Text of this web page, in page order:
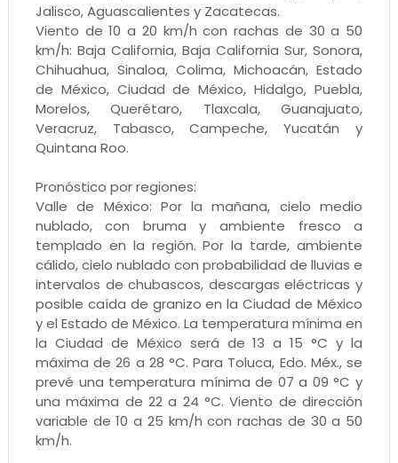
Jalisco, Aguascalientes y Zacatecas.
Viento de 10 a 20 km/h con rachas de 30 a 50
km/h: Baja California, Baja California Sur, Sonora,
Chihuahua, Sinaloa, Colima, Michoacán, Estado
de México, Ciudad de México, Hidalgo, Puebla,
Morelos, Querétaro, Tlaxcala, Guanajuato,
Veracruz, Tabasco, Campeche, Yucatán y
Quintana Roo.
Pronóstico por regiones:
Valle de México: Por la mañana, cielo medio
nublado, con bruma y ambiente fresco a
templado en la región. Por la tarde, ambiente
cálido, cielo nublado con probabilidad de lluvias e
intervalos de chubascos, descargas eléctricas y
posible caída de granizo en la Ciudad de México
y el Estado de México. La temperatura mínima en
la Ciudad de México será de 13 a 15 °C y la
máxima de 26 a 28 °C. Para Toluca, Edo. Méx., se
prevé una temperatura mínima de 07 a 09 °C y
una máxima de 22 a 24 °C. Viento de dirección
variable de 10 a 25 km/h con rachas de 30 a 50
km/h.